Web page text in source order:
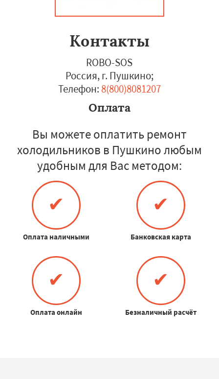
Контакты
ROBO-SOS
Россия, г. Пушкино;
Телефон: 8(800)8081207
Оплата
Вы можете оплатить ремонт
холодильников в Пушкино любым
удобным для Вас методом:
✔
Оплата наличными
✔
Банковская карта
✔
Оплата онлайн
✔
Безналичный расчёт